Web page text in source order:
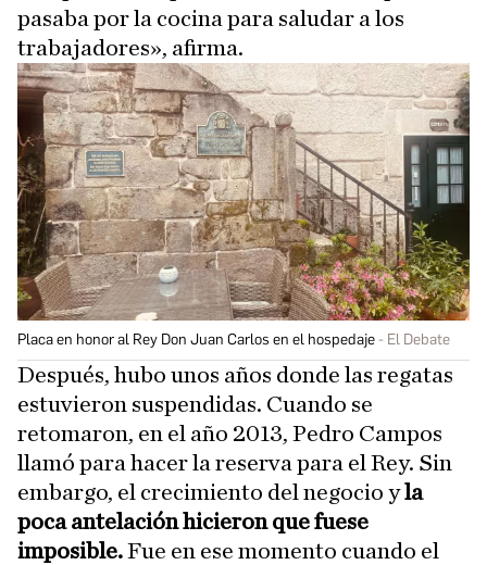
pasaba por la cocina para saludar a los
trabajadores», afirma.
Placa en honor al Rey Don Juan Carlos en el hospedaje El Debate
Después, hubo unos años donde las regatas
estuvieron suspendidas. Cuando se
retomaron, en el año 2013, Pedro Campos
llamó para hacer la reserva para el Rey. Sin
embargo, el crecimiento del negocio yla
poca antelación hicieron que fuese
imposible.Fue en ese momento cuando el